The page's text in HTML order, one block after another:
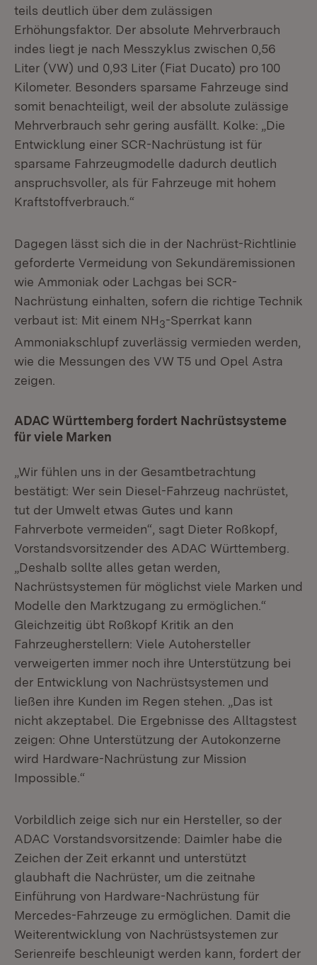
teils deutlich über dem zulässigen
Erhöhungsfaktor. Der absolute Mehrverbrauch
indes liegt je nach Messzyklus zwischen 0,56
Liter (VW) und 0,93 Liter (Fiat Ducato) pro 100
Kilometer. Besonders sparsame Fahrzeuge sind
somit benachteiligt, weil der absolute zulässige
Mehrverbrauch sehr gering ausfällt. Kolke: „Die
Entwicklung einer SCR-Nachrüstung ist für
sparsame Fahrzeugmodelle dadurch deutlich
anspruchsvoller, als für Fahrzeuge mit hohem
Kraftstoffverbrauch.“
Dagegen lässt sich die in der Nachrüst-Richtlinie
geforderte Vermeidung von Sekundäremissionen
wie Ammoniak oder Lachgas bei SCR-
Nachrüstung einhalten, sofern die richtige Technik
verbaut ist: Mit einem NH3-Sperrkat kann
Ammoniakschlupf zuverlässig vermieden werden,
wie die Messungen des VW T5 und Opel Astra
zeigen.
ADAC Württemberg fordert Nachrüstsysteme
für viele Marken
„Wir fühlen uns in der Gesamtbetrachtung
bestätigt: Wer sein Diesel-Fahrzeug nachrüstet,
tut der Umwelt etwas Gutes und kann
Fahrverbote vermeiden“, sagt Dieter Roßkopf,
Vorstandsvorsitzender des ADAC Württemberg.
„Deshalb sollte alles getan werden,
Nachrüstsystemen für möglichst viele Marken und
Modelle den Marktzugang zu ermöglichen.“
Gleichzeitig übt Roßkopf Kritik an den
Fahrzeugherstellern: Viele Autohersteller
verweigerten immer noch ihre Unterstützung bei
der Entwicklung von Nachrüstsystemen und
ließen ihre Kunden im Regen stehen. „Das ist
nicht akzeptabel. Die Ergebnisse des Alltagstest
zeigen: Ohne Unterstützung der Autokonzerne
wird Hardware-Nachrüstung zur Mission
Impossible.“
Vorbildlich zeige sich nur ein Hersteller, so der
ADAC Vorstandsvorsitzende: Daimler habe die
Zeichen der Zeit erkannt und unterstützt
glaubhaft die Nachrüster, um die zeitnahe
Einführung von Hardware-Nachrüstung für
Mercedes-Fahrzeuge zu ermöglichen. Damit die
Weiterentwicklung von Nachrüstsystemen zur
Serienreife beschleunigt werden kann, fordert der